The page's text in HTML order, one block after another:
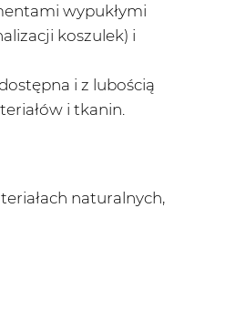
wypukłymi
koszulek) i
i z lubością
i tkanin.
naturalnych,